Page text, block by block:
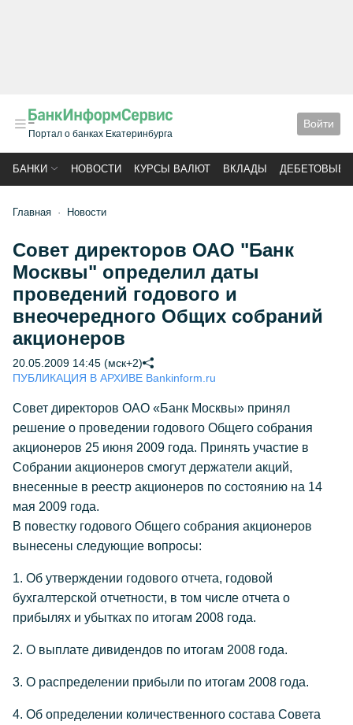
Портал о банках Екатеринбурга
Войти
БАНКИ НОВОСТИ КУРСЫ ВАЛЮТ ВКЛАДЫ ДЕБЕТОВЫЕ
Главная Новости
Совет директоров ОАО "Банк
Москвы" определил даты
проведений годового и
внеочередного Общих собраний
акционеров
20.05.2009 14:45 (мск+2)
ПУБЛИКАЦИЯ В АРХИВЕ Bankinform.ru
Совет директоров ОАО «Банк Москвы» принял
решение о проведении годового Общего собрания
акционеров 25 июня 2009 года. Принять участие в
Собрании акционеров смогут держатели акций,
внесенные в реестр акционеров по состоянию на 14
мая 2009 года.
В повестку годового Общего собрания акционеров
вынесены следующие вопросы:
1. Об утверждении годового отчета, годовой
бухгалтерской отчетности, в том числе отчета о
прибылях и убытках по итогам 2008 года.
2. О выплате дивидендов по итогам 2008 года.
3. О распределении прибыли по итогам 2008 года.
4. Об определении количественного состава Совета